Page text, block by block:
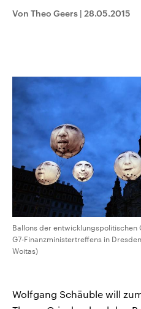
Von Theo Geers | 28.05.2015
Ballons der entwicklungspolitischen
G7-Finanzministertreffens in
Woitas)
Wolfgang Schäuble will